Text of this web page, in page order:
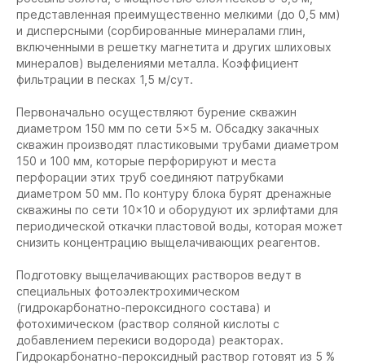
представленная преимущественно мелкими (до 0,5 мм)
и дисперсными (сорбированные минералами глин,
включенными в решетку магнетита и других шлиховых
минералов) выделениями металла. Коэффициент
фильтрации в песках 1,5 м/сут.
Первоначально осуществляют бурение скважин
диаметром 150 мм по сети 5×5 м. Обсадку закачных
скважин производят пластиковыми трубами диаметром
150 и 100 мм, которые перфорируют и места
перфорации этих труб соединяют патрубками
диаметром 50 мм. По контуру блока бурят дренажные
скважины по сети 10×10 и оборудуют их эрлифтами для
периодической откачки пластовой воды, которая может
снизить концентрацию выщелачивающих реагентов.
Подготовку выщелачивающих растворов ведут в
специальных фотоэлектрохимическом
(гидрокарбонатно-пероксидного состава) и
фотохимическом (раствор соляной кислоты с
добавлением перекиси водорода) реакторах.
Гидрокарбонатно-пероксидный раствор готовят из 5 %